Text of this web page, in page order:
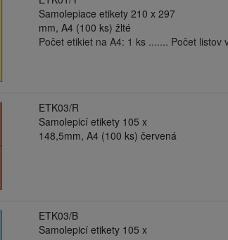
Samolepiace etikety 210 x 297
mm, A4 (100 ks) žlté
Počet etikiet na A4: 1 ks ....... Počet listov
ETK03/R
Samolepicí etikety 105 x
148,5mm, A4 (100 ks) červená
ETK03/B
Samolepicí etikety 105 x